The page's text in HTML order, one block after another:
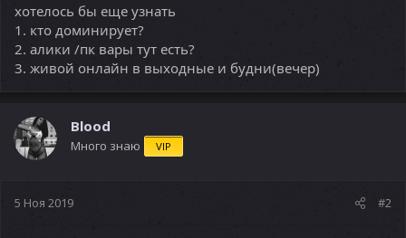
хотелось бы еще узнать
1. кто доминирует?
2. алики /пк вары тут есть?
3. живой онлайн в выходные и будни(вечер)
Blood
Много знаю VIP
5 Ноя 2019 #2